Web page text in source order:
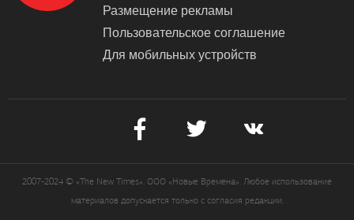
Размещение рекламы
Пользовательское соглашение
Для мобильных устройств
2007-2024 © «The New Times». ООО «Новые Времена». Любое использование
материалов допускается только с согласия редакции.